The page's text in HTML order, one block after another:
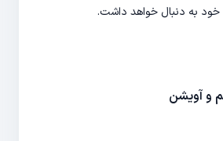
خود به دنبال خواهد داشت.
و آویشن